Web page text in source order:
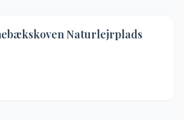
4.5
Naturlejrplads